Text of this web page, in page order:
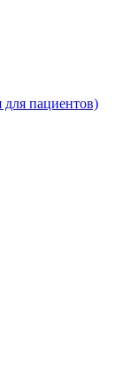
пациентов)